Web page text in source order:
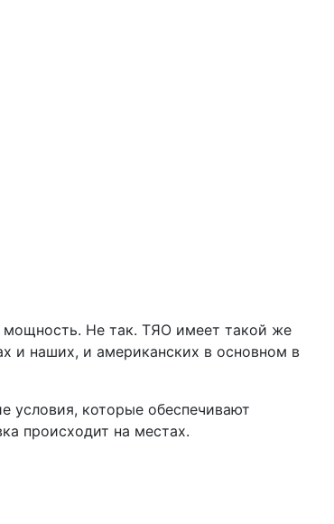
мощность. Не так. ТЯО имеет такой же
и наших, и американских в основном в
условия, которые обеспечивают
происходит на местах.